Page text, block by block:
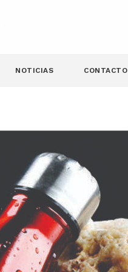
NOTICIAS CONTACTO